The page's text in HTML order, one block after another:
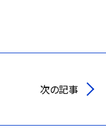
次の記事